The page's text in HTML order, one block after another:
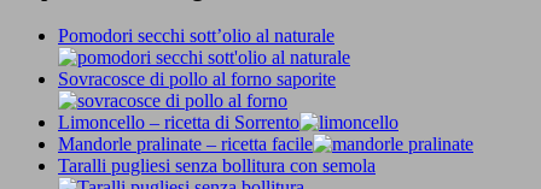
Pomodori secchi sott’olio al naturale
Sovracosce di pollo al forno saporite
Limoncello – ricetta di Sorrento
Mandorle pralinate – ricetta facile
Taralli pugliesi senza bollitura con semola